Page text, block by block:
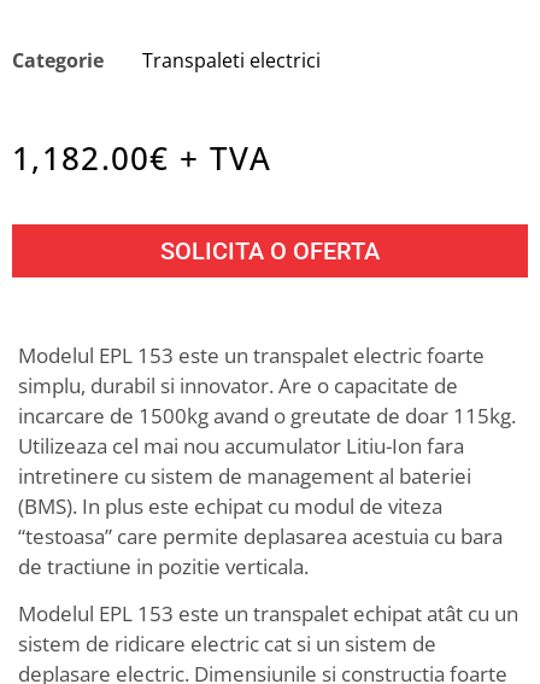
Categorie Transpaleti electrici
1,182.00€ + TVA
SOLICITA O OFERTA
Modelul EPL 153 este un transpalet electric foarte
simplu, durabil si innovator. Are o capacitate de
incarcare de 1500kg avand o greutate de doar 115kg.
Utilizeaza cel mai nou accumulator Litiu-Ion fara
intretinere cu sistem de management al bateriei
(BMS). In plus este echipat cu modul de viteza
“testoasa” care permite deplasarea acestuia cu bara
de tractiune in pozitie verticala.
Modelul EPL 153 este un transpalet echipat atât cu un
sistem de ridicare electric cat si un sistem de
deplasare electric. Dimensiunile si constructia foarte